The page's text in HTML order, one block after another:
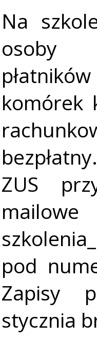
Na
osoby
komórek
ZUS
pod
Zapisy
stycznia